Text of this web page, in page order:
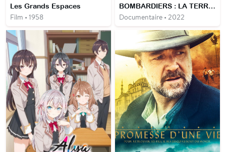
Les Grands Espaces
Film • 1958
BOMBARDIERS : LA TERREUR DE LA SECONDE GUERRE MONDIALE
Documentaire • 2022